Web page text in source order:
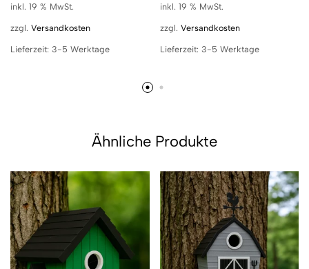
inkl. 19 % MwSt.
zzgl. Versandkosten
Lieferzeit: 3-5 Werktage
inkl. 19 % MwSt.
zzgl. Versandkosten
Lieferzeit: 3-5 Werktage
Ähnliche Produkte